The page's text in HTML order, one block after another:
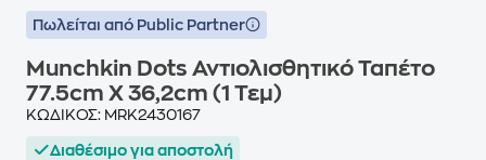
Πωλείται από Public Partner
Munchkin Dots Αντιολισθητικό Ταπέτο
77.5cm X 36,2cm (1 Τεμ)
ΚΩΔΙΚΟΣ: MRK2430167
Διαθέσιμο για αποστολή